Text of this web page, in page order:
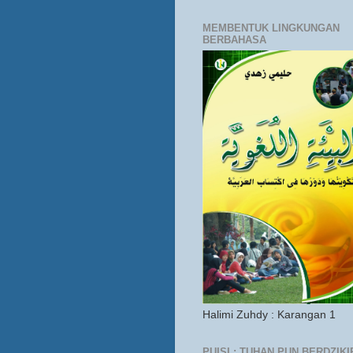
MEMBENTUK LINGKUNGAN
BERBAHASA
Halimi Zuhdy : Karangan 1